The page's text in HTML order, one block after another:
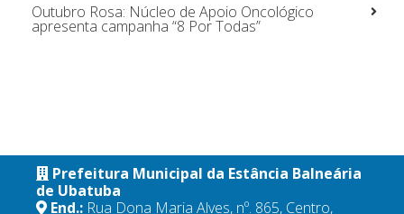
Outubro Rosa: Núcleo de Apoio Oncológico
apresenta campanha “8 Por Todas”
Prefeitura Municipal da Estância Balneária
de Ubatuba
End.: Rua Dona Maria Alves, nº. 865, Centro,